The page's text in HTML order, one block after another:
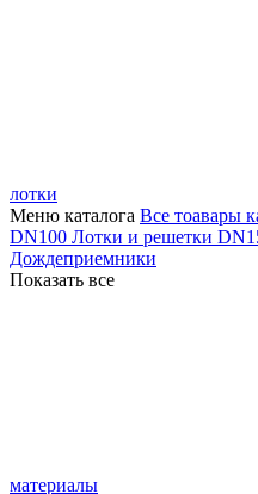
лотки
Меню каталога Все тоавары
DN100 Лотки и решетки
Дождеприемники
Показать все
материалы